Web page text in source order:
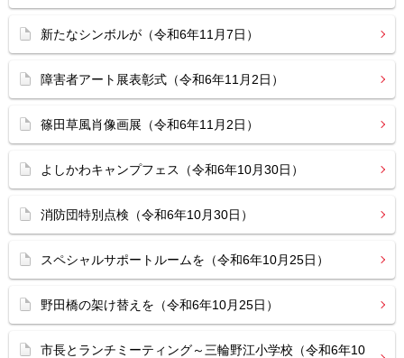
新たなシンボルが（令和6年11月7日）
障害者アート展表彰式（令和6年11月2日）
篠田草風肖像画展（令和6年11月2日）
よしかわキャンプフェス（令和6年10月30日）
消防団特別点検（令和6年10月30日）
スペシャルサポートルームを（令和6年10月25日）
野田橋の架け替えを（令和6年10月25日）
市長とランチミーティング～三輪野江小学校（令和6年10